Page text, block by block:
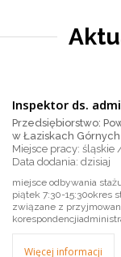
Inspektor ds.
Przedsiębiorstwo:
w Łaziskach Górnych
Miejsce pracy: śląskie
dzisiaj
miejsce odbywania
piątek 7:30-15:30okres
związane z
Więcej informacji